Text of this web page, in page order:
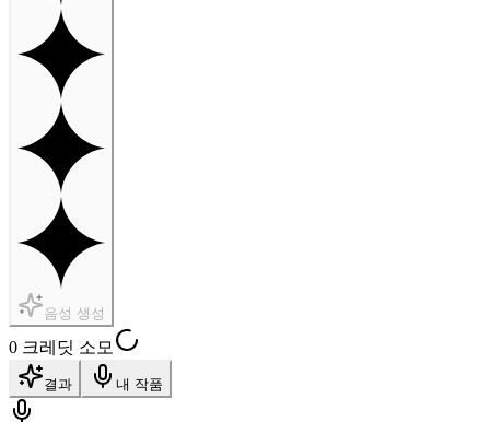
음성 생성
0 크레딧 소모
결과 내 작품